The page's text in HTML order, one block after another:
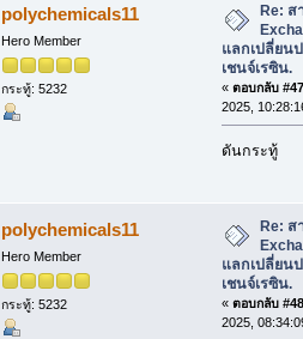
polychemicals11
Hero Member
กระทู้: 5232
Re: ส
แลกเปลี่ยน
เชนจ์เรซิน.
« ตอบกลับ
2025,
ดันกระทู้
polychemicals11
Hero Member
กระทู้: 5232
Re: ส
แลกเปลี่ยน
เชนจ์เรซิน.
« ตอบกลับ
2025,